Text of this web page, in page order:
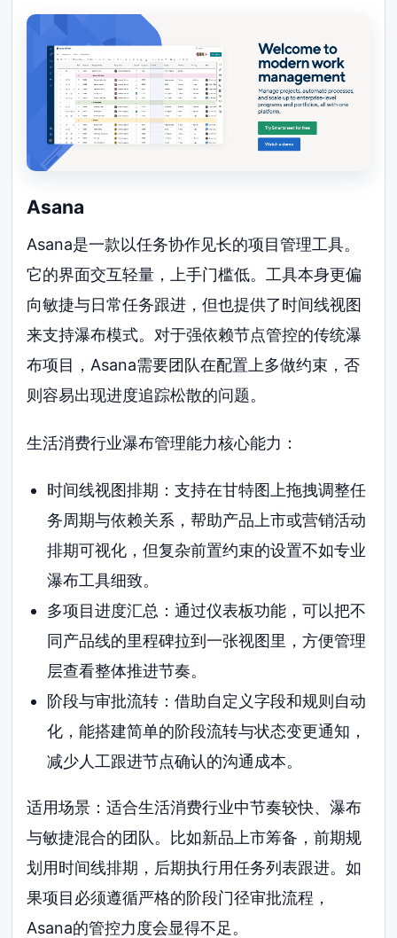
Asana
Asana是一款以任务协作见长的项目管理工具。
它的界面交互轻量，上手门槛低。工具本身更偏
向敏捷与日常任务跟进，但也提供了时间线视图
来支持瀑布模式。对于强依赖节点管控的传统瀑
布项目，Asana需要团队在配置上多做约束，否
则容易出现进度追踪松散的问题。
生活消费行业瀑布管理能力核心能力：
时间线视图排期：支持在甘特图上拖拽调整任
务周期与依赖关系，帮助产品上市或营销活动
排期可视化，但复杂前置约束的设置不如专业
瀑布工具细致。
多项目进度汇总：通过仪表板功能，可以把不
同产品线的里程碑拉到一张视图里，方便管理
层查看整体推进节奏。
阶段与审批流转：借助自定义字段和规则自动
化，能搭建简单的阶段流转与状态变更通知，
减少人工跟进节点确认的沟通成本。
适用场景：适合生活消费行业中节奏较快、瀑布
与敏捷混合的团队。比如新品上市筹备，前期规
划用时间线排期，后期执行用任务列表跟进。如
果项目必须遵循严格的阶段门径审批流程，
Asana的管控力度会显得不足。